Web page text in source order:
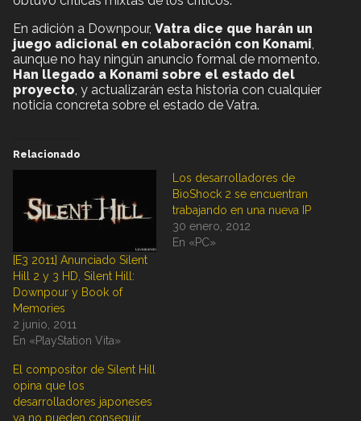
En adición a Downpour, Vatra dice que harán un
juego adicional en colaboración con Konami
aunque no hay ningún anuncio formal de momento.
Han llegado a Konami sobre el estado del
proyecto , y actualizarán esta historia con cualquier
noticia concreta sobre el estado de Vatra.
Relacionado
[E3 2011] Anunciado Silent
Hill 2 y 3 HD, Silent Hill:
Downpour y Book of
Memories
2 junio, 2011
En «PlayStation Vita»
Los desarrolladores de
BioShock 2 se encuentran
trabajando en una nueva IP
30 enero, 2012
En «PC»
El compositor de Silent Hill
opina que los
desarrolladores japoneses
ya no pueden conseguir